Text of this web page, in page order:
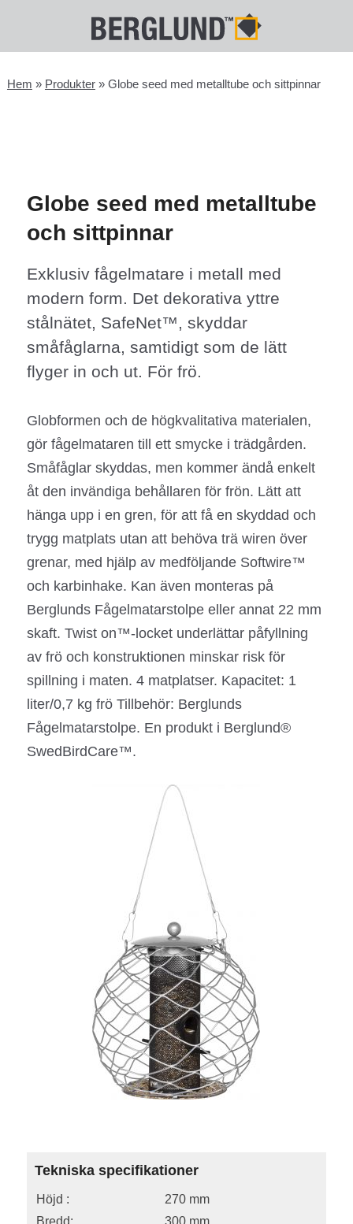
Hem » Produkter» Globe seed med metalltube och sittpinnar
Globe seed med metalltube
och sittpinnar
Exklusiv fågelmatare i metall med
modern form. Det dekorativa yttre
stålnätet, SafeNet™, skyddar
småfåglarna, samtidigt som de lätt
flyger in och ut. För frö.
Globformen och de högkvalitativa materialen,
gör fågelmataren till ett smycke i trädgården.
Småfåglar skyddas, men kommer ändå enkelt
åt den invändiga behållaren för frön. Lätt att
hänga upp i en gren, för att få en skyddad och
trygg matplats utan att behöva trä wiren över
grenar, med hjälp av medföljande Softwire™
och karbinhake. Kan även monteras på
Berglunds Fågelmatarstolpe eller annat 22 mm
skaft. Twist on™-locket underlättar påfyllning
av frö och konstruktionen minskar risk för
spillning i maten. 4 matplatser. Kapacitet: 1
liter/0,7 kg frö Tillbehör: Berglunds
Fågelmatarstolpe. En produkt i Berglund®
SwedBirdCare™.
Tekniska specifikationer
Höjd :
270 mm
Bredd:
300 mm